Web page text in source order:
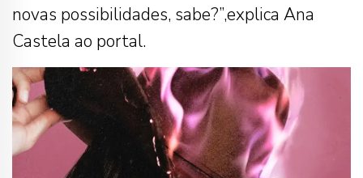
novas possibilidades, sabe?”,explica Ana
Castela ao portal.